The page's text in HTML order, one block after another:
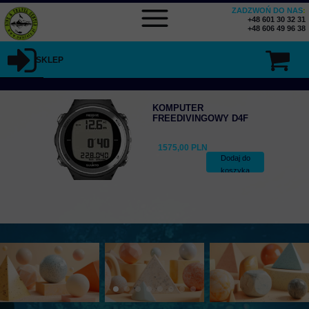
SKLEP
ZADZWOŃ DO NAS:
+48 601 30 32 31
+48 606 49 96 38
Dodaj do
koszyka
KOMPUTER
FREEDIVINGOWY D4F
1575,00 PLN